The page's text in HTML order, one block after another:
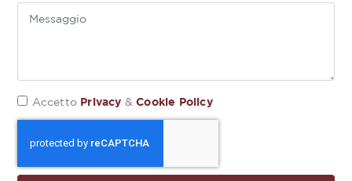
Accetto Privacy &Cookie Policy